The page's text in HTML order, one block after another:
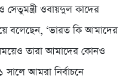
ওবায়দুল কাদের
বলেছেন, ‘ভারত কি আমাদের
তারা আমাদের কোনও
সালে আমরা নির্বাচনে